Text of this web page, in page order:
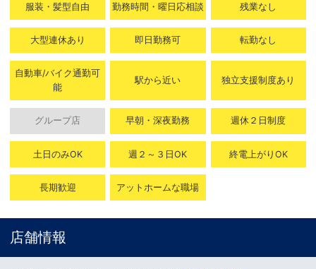
服装・髪型自由 勤務時間・曜日応相談 残業なし
大型連休あり 即日勤務可 転勤なし
自動車/バイク通勤可
能
駅から近い 独立支援制度あり
グループ店 早朝・深夜勤務 週休２日制度
土日のみOK 週２～３日OK 終電上がりOK
長期歓迎 アットホームな職場
店舗情報